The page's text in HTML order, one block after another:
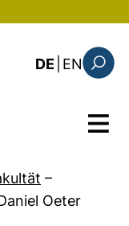
Inhalt
DE EN: the
Menü
–
Oeter